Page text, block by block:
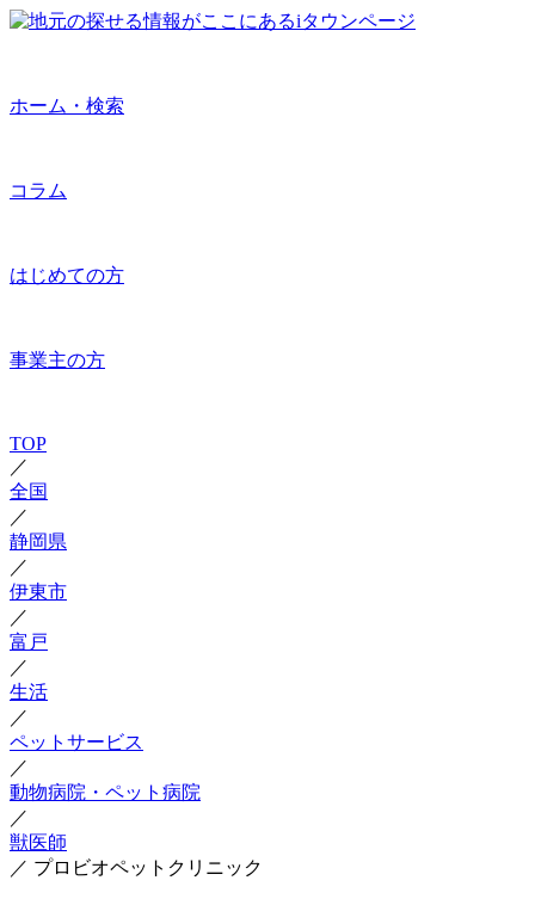
ホーム・検索
コラム
はじめての方
事業主の方
TOP
／
全国
／
静岡県
／
伊東市
／
富戸
／
生活
／
ペットサービス
／
動物病院・ペット病院
／
獣医師
／ プロビオペットクリニック